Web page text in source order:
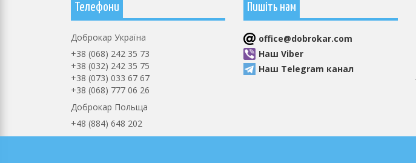
Телефони
Доброкар Україна
+38 (068) 242 35 73
+38 (032) 242 35 75
+38 (073) 033 67 67
+38 (068) 777 06 26
Доброкар Польща
+48 (884) 648 202
Пишіть нам
оffice@dobrokar.com
Наш Viber
Наш Telegram канал